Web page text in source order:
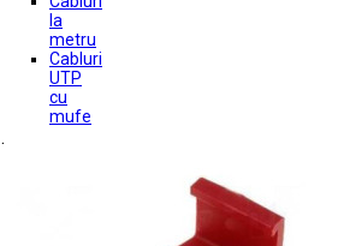
la
metru
Cabluri
UTP
cu
mufe
.